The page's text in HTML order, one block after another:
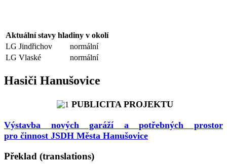
Aktuální stavy hladiny v okolí
LG Jindřichov
normální
LG Vlaské
normální
Hasiči Hanušovice
PUBLICITA PROJEKTU
Výstavba nových garáží a potřebných prostor
pro činnost JSDH Města Hanušovice
Překlad (translations)